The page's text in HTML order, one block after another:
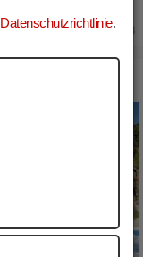
26.06.2023
Datenschutzrichtlinie.